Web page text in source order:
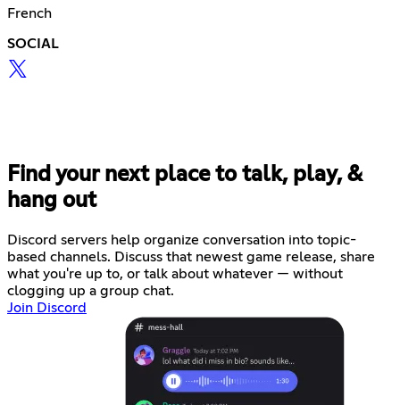
French
SOCIAL
Find your next place to talk, play, &
hang out
Discord servers help organize conversation into topic-
based channels. Discuss that newest game release, share
what you're up to, or talk about whatever — without
clogging up a group chat.
Join Discord